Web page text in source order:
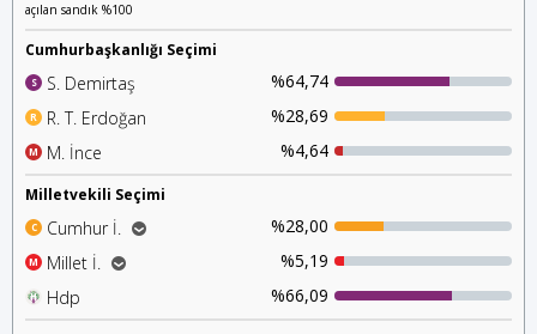
açılan sandık %100
Cumhurbaşkanlığı Seçimi
S S. Demirtaş %64,74
R R. T. Erdoğan %28,69
M M. İnce %4,64
Milletvekili Seçimi
C Cumhur İ.
%28,00
Ak Parti
Mhp
M Millet İ.
%5,19
İyi Parti
Chp
%1,97
H Hdp %66,09